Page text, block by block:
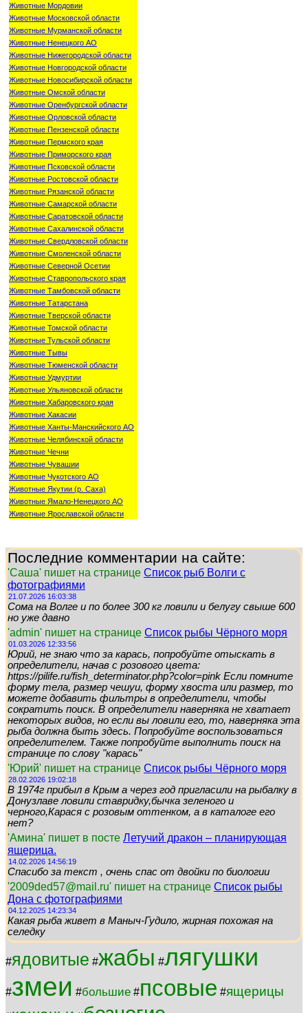
Животные Мордовии
Животные Московской области
Животные Мурманской области
Животные Ненецкого АО
Животные Нижегородской области
Животные Новгородской области
Животные Новосибирской области
Животные Омской области
Животные Оренбургской области
Животные Орловской области
Животные Пензенской области
Животные Пермского края
Животные Приморского края
Животные Псковской области
Животные Ростовской области
Животные Рязанской области
Животные Самарской области
Животные Саратовской области
Животные Сахалинской области
Животные Свердловской области
Животные Смоленской области
Животные Северной Осетии
Животные Ставропольского края
Животные Тамбовской области
Животные Татарстана
Животные Тверской области
Животные Томской области
Животные Тульской области
Животные Тывы
Животные Тюменской области
Животные Удмуртии
Животные Ульяновской области
Животные Хабаровского края
Животные Хакасии
Животные Ханты-Манскийского АО
Животные Челябинской области
Животные Чечни
Животные Чувашии
Животные Чукотского АО
Животные Якутии (р. Саха)
Животные Ямало-Ненецкого АО
Животные Ярославской области
Последние комментарии на сайте:
'Саша' пишет на странице Список рыб Волги с
фотографиями
21.07.2026 16:03:38
Сома на Волге и по более 300 кг ловили и белугу свыше 600
но уже давно
'admin' пишет на странице Список рыбы Чёрного моря
01.03.2026 12:33:56
Юрий, не знаю что за карась, попробуйте отыскать в
определители, начав с розового цвета:
https://pilife.ru/fish_determinator.php?color=pink Если помните
форму тела, размер чешуи, форму хвоста или размер, то
можете добавить фильтры в определители, чтобы
сократить поиск. В определители наверняка не хватает
некоторых видов, но если вы ловили его, то, наверняка эта
рыба должна быть здесь. Попробуйте воспользоваться
определителем. Также попробуйте выполнить поиск на
странице по слову "карась"
'Юрий' пишет на странице Список рыбы Чёрного моря
28.02.2026 19:02:18
В 1974г прибыл в Крым а через год пригласили на рыбалку в
Донузлаве ловили ставридку,бычка зеленого и
черного,Карася с розовым оттенком, а в каталоге его
нет?
'Амина' пишет в посте Летучий дракон – планирующая
ящерица.
14.02.2026 14:56:19
Спасибо за текст , очень спас от двойки по биологии
'2009ded57@mail.ru' пишет на странице Список рыбы
Дона с фотографиями
04.12.2025 14:23:34
Какая рыба живет в Маныч-Гудило, жирная похожая на
селедку
#ядовитые #жабы #лягушки
#змеи #большие #псовые #ящерицы